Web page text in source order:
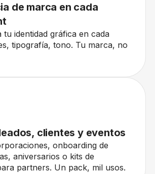
de marca en cada
tu identidad gráfica en cada
tipografía, tono. Tu marca, no
clientes y eventos
onboarding de
aniversarios o kits de
partners. Un pack, mil usos.